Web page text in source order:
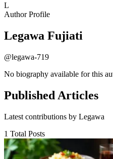
L
Author Profile
Legawa Fujiati
@legawa-719
No biography available for this
Published Articles
Latest contributions by Legawa
1 Total Posts